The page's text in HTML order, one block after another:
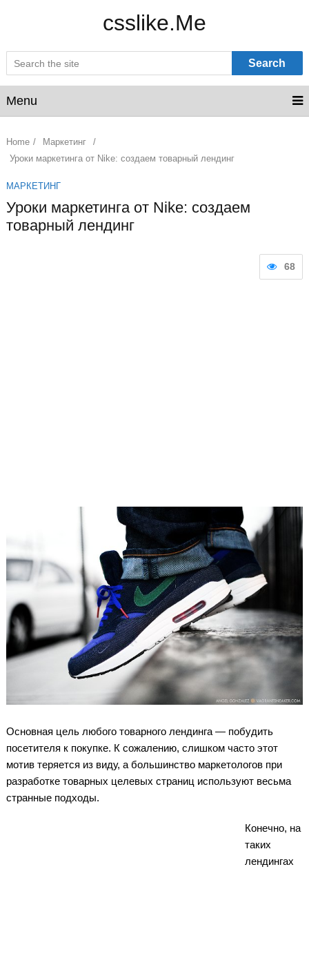
csslike.Me
Search
Menu
Home / Маркетинг
/
Уроки маркетинга от Nike: создаем товарный лендинг
МАРКЕТИНГ
Уроки маркетинга от Nike: создаем
товарный лендинг
68
Основная цель любого товарного лендинга — побудить
посетителя к покупке. К сожалению, слишком часто этот
мотив теряется из виду, а большинство маркетологов при
разработке товарных целевых страниц используют весьма
странные подходы.
Конечно, на
таких
лендингах